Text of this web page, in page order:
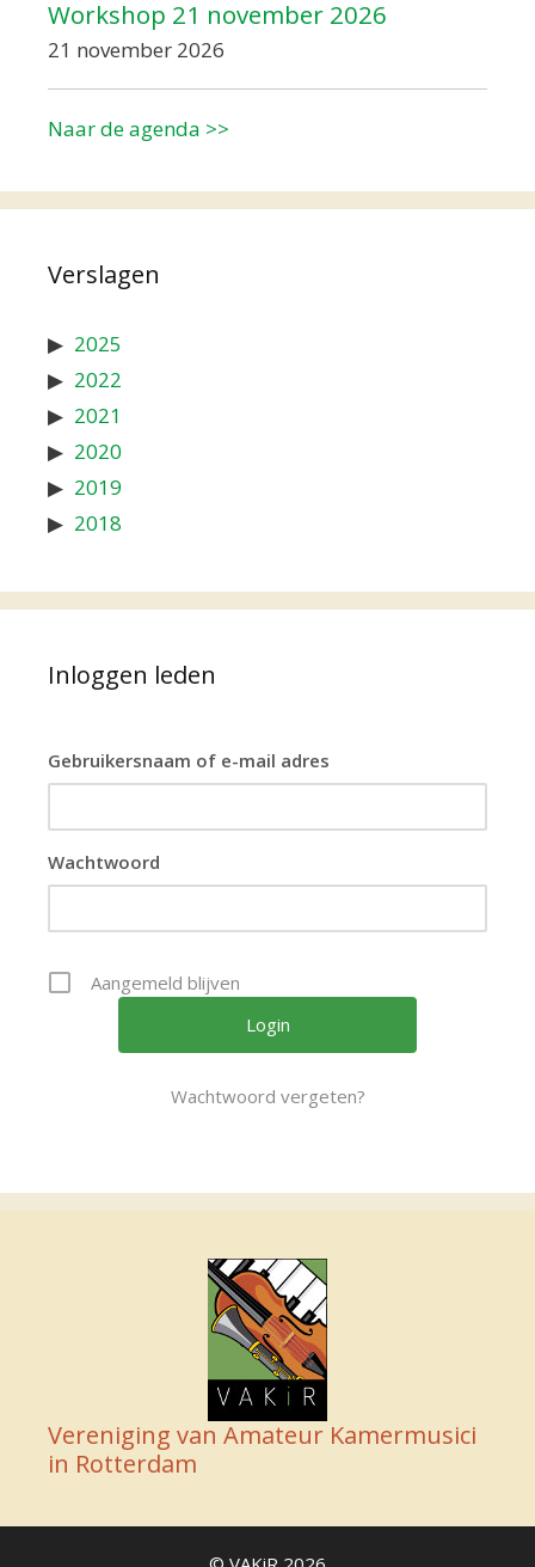
Workshop 21 november 2026
21 november 2026
Naar de agenda >>
Verslagen
2025
2022
2021
2020
2019
2018
Inloggen leden
Gebruikersnaam of e-mail adres
Wachtwoord
Aangemeld blijven
Wachtwoord vergeten?
Vereniging van Amateur Kamermusici
in Rotterdam